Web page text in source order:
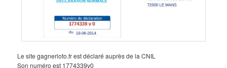
Le site gagnerloto.fr est déclaré auprès de la CNIL
Son numéro est 1774339v0